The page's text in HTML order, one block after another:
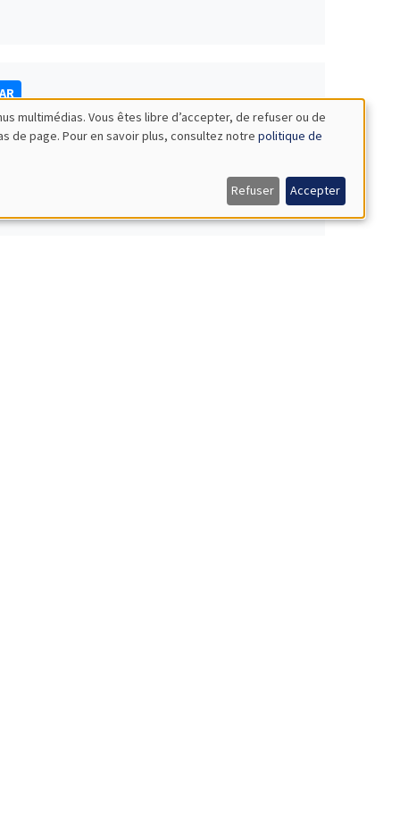
multimédias. Vous êtes libre d’accepter, de refuser ou de
de page. Pour en savoir plus, consultez notre politique de
Refuser Accepter